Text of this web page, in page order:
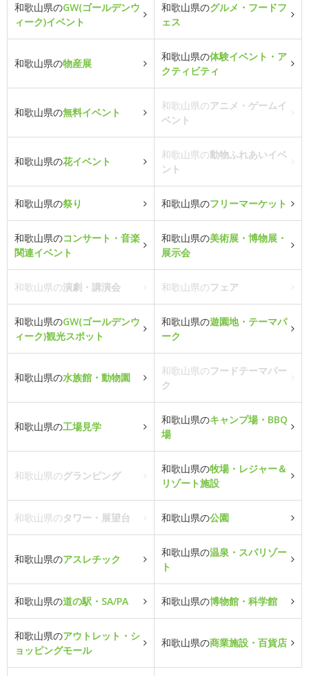
和歌山県のGW(ゴールデンウ
ィーク)イベント
和歌山県のグルメ・フードフ
ェス
和歌山県の物産展
和歌山県の体験イベント・ア
クティビティ
和歌山県の無料イベント
和歌山県のアニメ・ゲームイ
ベント
和歌山県の花イベント
和歌山県の動物ふれあいイベ
ント
和歌山県の祭り 和歌山県のフリーマーケット
和歌山県のコンサート・音楽
関連イベント
和歌山県の美術展・博物展・
展示会
和歌山県の演劇・講演会 和歌山県のフェア
和歌山県のGW(ゴールデンウ
ィーク)観光スポット
和歌山県の遊園地・テーマパ
ーク
和歌山県の水族館・動物園
和歌山県のフードテーマパー
ク
和歌山県の工場見学
和歌山県のキャンプ場・BBQ
場
和歌山県のグランピング
和歌山県の牧場・レジャー＆
リゾート施設
和歌山県のタワー・展望台 和歌山県の公園
和歌山県のアスレチック
和歌山県の温泉・スパリゾー
ト
和歌山県の道の駅・SA/PA 和歌山県の博物館・科学館
和歌山県のアウトレット・シ
ョッピングモール
和歌山県の商業施設・百貨店